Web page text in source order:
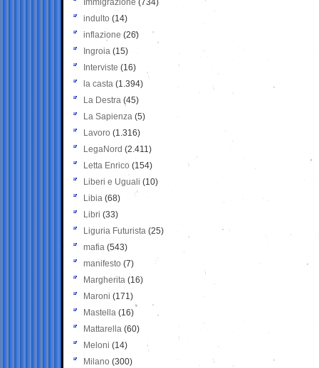
Immigrazione (734)
indulto (14)
inflazione (26)
Ingroia (15)
Interviste (16)
la casta (1.394)
La Destra (45)
La Sapienza (5)
Lavoro (1.316)
LegaNord (2.411)
Letta Enrico (154)
Liberi e Uguali (10)
Libia (68)
Libri (33)
Liguria Futurista (25)
mafia (543)
manifesto (7)
Margherita (16)
Maroni (171)
Mastella (16)
Mattarella (60)
Meloni (14)
Milano (300)